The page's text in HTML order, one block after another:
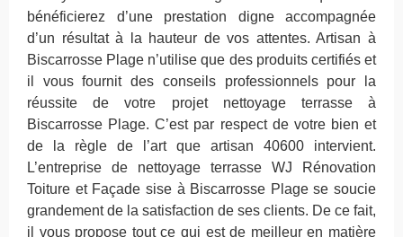
bénéficierez d’une prestation digne accompagnée
d’un résultat à la hauteur de vos attentes. Artisan à
Biscarrosse Plage n’utilise que des produits certifiés et
il vous fournit des conseils professionnels pour la
réussite de votre projet nettoyage terrasse à
Biscarrosse Plage. C’est par respect de votre bien et
de la règle de l’art que artisan 40600 intervient.
L’entreprise de nettoyage terrasse WJ Rénovation
Toiture et Façade sise à Biscarrosse Plage se soucie
grandement de la satisfaction de ses clients. De ce fait,
il vous propose tout ce qui est de meilleur en matière